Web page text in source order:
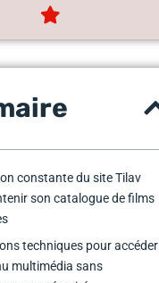
constante du site Tilav
son catalogue de films
techniques pour accéder
multimédia sans